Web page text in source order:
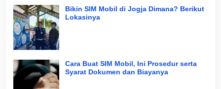
Bikin SIM Mobil di Jogja Dimana? Berikut
Lokasinya
Cara Buat SIM Mobil, Ini Prosedur serta
Syarat Dokumen dan Biayanya